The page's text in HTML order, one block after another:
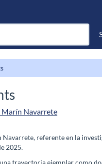
Marín Navarrete
referente en la
2025.
trayectoria ejemplar como